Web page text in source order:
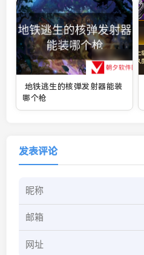
地铁逃生的核弹发射器能装
哪个枪
发表评论